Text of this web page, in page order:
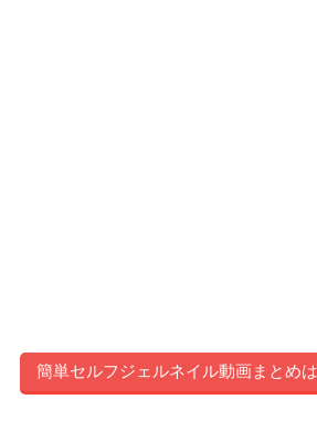
簡単セルフジェルネイル動画まとめ